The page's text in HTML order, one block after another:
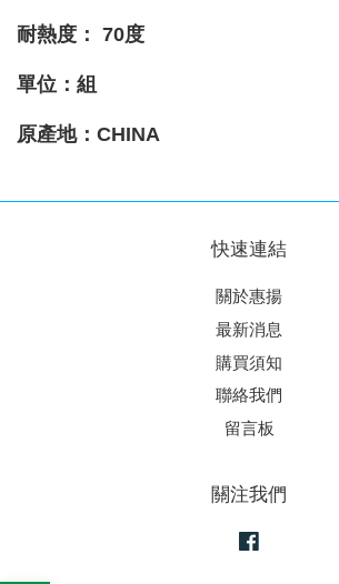
耐熱度 ： 70度
單位：組
原產地：CHINA
快速連結
關於惠揚
最新消息
購買須知
聯絡我們
留言板
關注我們